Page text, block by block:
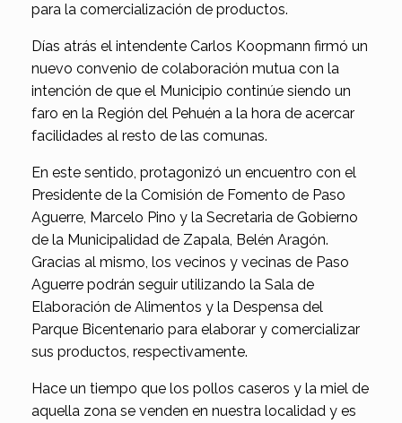
para la comercialización de productos.
Días atrás el intendente Carlos Koopmann firmó un
nuevo convenio de colaboración mutua con la
intención de que el Municipio continúe siendo un
faro en la Región del Pehuén a la hora de acercar
facilidades al resto de las comunas.
En este sentido, protagonizó un encuentro con el
Presidente de la Comisión de Fomento de Paso
Aguerre, Marcelo Pino y la Secretaria de Gobierno
de la Municipalidad de Zapala, Belén Aragón.
Gracias al mismo, los vecinos y vecinas de Paso
Aguerre podrán seguir utilizando la Sala de
Elaboración de Alimentos y la Despensa del
Parque Bicentenario para elaborar y comercializar
sus productos, respectivamente.
Hace un tiempo que los pollos caseros y la miel de
aquella zona se venden en nuestra localidad y es